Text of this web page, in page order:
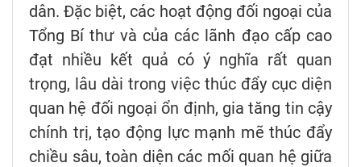
dân. Đặc biệt, các hoạt động đối ngoại của
Tổng Bí thư và của các lãnh đạo cấp cao
đạt nhiều kết quả có ý nghĩa rất quan
trọng, lâu dài trong việc thúc đẩy cục diện
quan hệ đối ngoại ổn định, gia tăng tin cậy
chính trị, tạo động lực mạnh mẽ thúc đẩy
chiều sâu, toàn diện các mối quan hệ giữa